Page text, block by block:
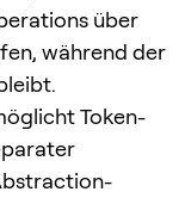
über
während der
Token-